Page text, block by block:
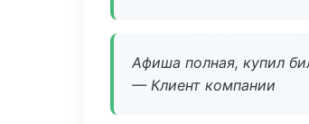
Афиша полная, купил
— Клиент компании